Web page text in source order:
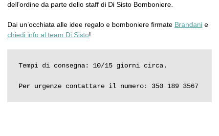
dell’ordine da parte dello staff di Di Sisto Bomboniere.
Dai un’occhiata alle idee regalo e bomboniere firmate Brandani e
chiedi info al team Di Sisto!
Tempi di consegna: 10/15 giorni circa.
Per urgenze contattare il numero: 350 189 3567